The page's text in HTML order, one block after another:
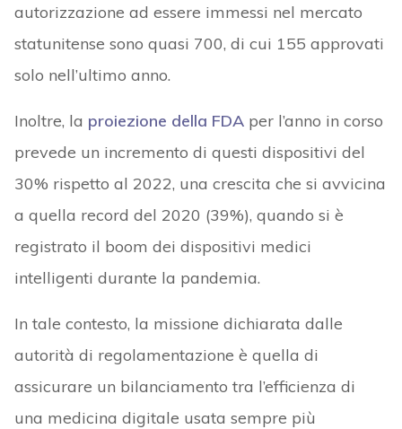
autorizzazione ad essere immessi nel mercato
statunitense sono quasi 700, di cui 155 approvati
solo nell’ultimo anno.
Inoltre, la proiezione della FDAper l’anno in corso
prevede un incremento di questi dispositivi del
30% rispetto al 2022, una crescita che si avvicina
a quella record del 2020 (39%), quando si è
registrato il boom dei dispositivi medici
intelligenti durante la pandemia.
In tale contesto, la missione dichiarata dalle
autorità di regolamentazione è quella di
assicurare un bilanciamento tra l’efficienza di
una medicina digitale usata sempre più